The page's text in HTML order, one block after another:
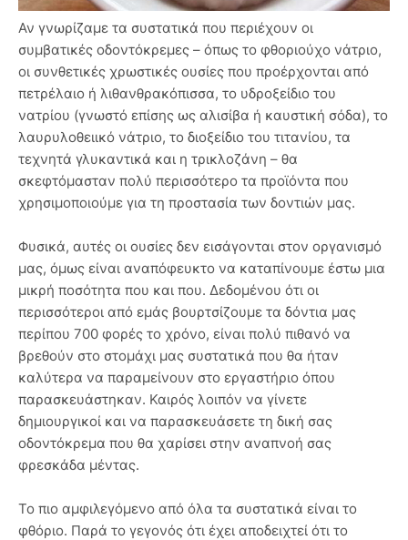
Αν γνωρίζαμε τα συστατικά που περιέχουν οι
συμβατικές οδοντόκρεμες – όπως το φθοριούχο νάτριο,
οι συνθετικές χρωστικές ουσίες που προέρχονται από
πετρέλαιο ή λιθανθρακόπισσα, το υδροξείδιο του
νατρίου (γνωστό επίσης ως αλισίβα ή καυστική σόδα), το
λαυρυλοθειικό νάτριο, το διοξείδιο του τιτανίου, τα
τεχνητά γλυκαντικά και η τρικλοζάνη – θα
σκεφτόμασταν πολύ περισσότερο τα προϊόντα που
χρησιμοποιούμε για τη προστασία των δοντιών μας.
Φυσικά, αυτές οι ουσίες δεν εισάγονται στον οργανισμό
μας, όμως είναι αναπόφευκτο να καταπίνουμε έστω μια
μικρή ποσότητα που και που. Δεδομένου ότι οι
περισσότεροι από εμάς βουρτσίζουμε τα δόντια μας
περίπου 700 φορές το χρόνο, είναι πολύ πιθανό να
βρεθούν στο στομάχι μας συστατικά που θα ήταν
καλύτερα να παραμείνουν στο εργαστήριο όπου
παρασκευάστηκαν. Καιρός λοιπόν να γίνετε
δημιουργικοί και να παρασκευάσετε τη δική σας
οδοντόκρεμα που θα χαρίσει στην αναπνοή σας
φρεσκάδα μέντας.
Το πιο αμφιλεγόμενο από όλα τα συστατικά είναι το
φθόριο. Παρά το γεγονός ότι έχει αποδειχτεί ότι το